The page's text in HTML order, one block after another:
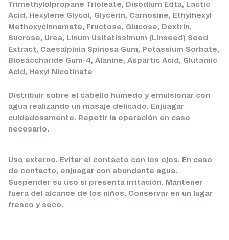
Trimethylolpropane Trioleate, Disodium Edta, Lactic
Acid, Hexylene Glycol, Glycerin, Carnosine, Ethylhexyl
Methoxycinnamate, Fructose, Glucose, Dextrin,
Sucrose, Urea, Linum Usitatissimum (Linseed) Seed
Extract, Caesalpinia Spinosa Gum, Potassium Sorbate,
Biosaccharide Gum-4, Alanine, Aspartic Acid, Glutamic
Acid, Hexyl Nicotinate
Distribuir sobre el cabello húmedo y emulsionar con
agua realizando un masaje delicado. Enjuagar
cuidadosamente. Repetir la operación en caso
necesario.
Uso externo. Evitar el contacto con los ojos. En caso
de contacto, enjuagar con abundante agua.
Suspender su uso si presenta irritación. Mantener
fuera del alcance de los niños. Conservar en un lugar
fresco y seco.